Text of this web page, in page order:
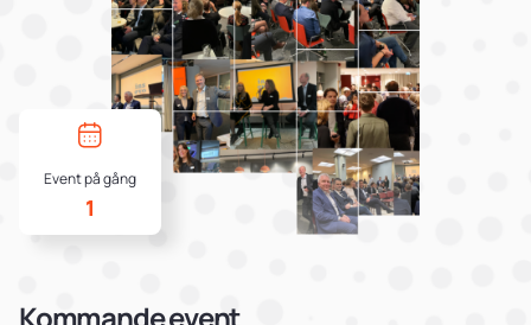
Event på gång
1
Kommande event